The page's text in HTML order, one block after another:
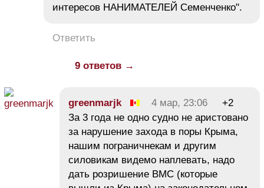
интересов НАНИМАТЕЛЕЙ Семенченко".
Ответить
9 ответов →
greenmarjk 4 мар, 23:06
+2
За 3 года не одно судно не аристовано
за нарушение захода в поры Крыма,
нашим пограничнекам и другим
силовикам видемо наплевать, надо
дать розришение ВМС (которые